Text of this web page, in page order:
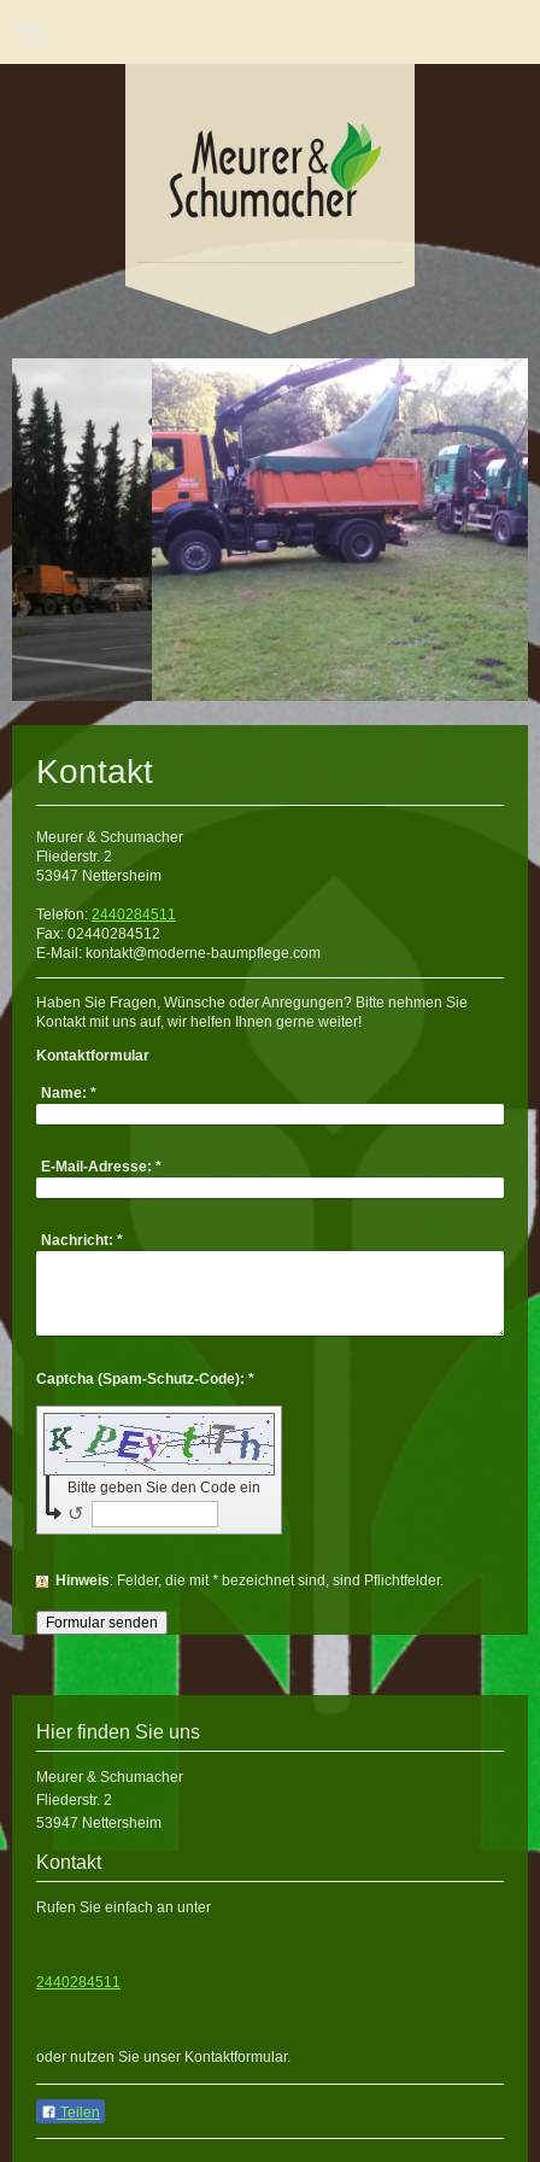
Kontakt
Meurer & Schumacher
Fliederstr. 2
53947 Nettersheim
Telefon: 2440284511
Fax: 02440284512
E-Mail: kontakt@moderne-baumpflege.com
Haben Sie Fragen, Wünsche oder Anregungen? Bitte nehmen Sie
Kontakt mit uns auf, wir helfen Ihnen gerne weiter!
Kontaktformular
Name: *
E-Mail-Adresse: *
Nachricht: *
Captcha (Spam-Schutz-Code): *
Bitte geben Sie den Code ein
↺
Hinweis : Felder, die mit* bezeichnet sind, sind Pflichtfelder.
Hier finden Sie uns
Meurer & Schumacher
Fliederstr. 2
53947 Nettersheim
Kontakt
Rufen Sie einfach an unter
2440284511
oder nutzen Sie unser Kontaktformular.
Teilen